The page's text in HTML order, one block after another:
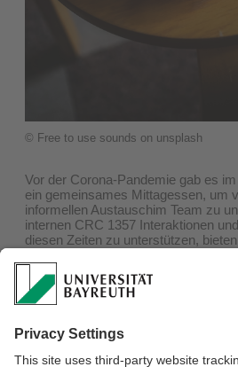
© Free to use sounds on unsplash
Vor der Corona-Pandemie gab es
ein gemeinsames Mittagessen, um
informellen Austauschim Team zu
internen CRC 1357 Interaktionen
diesen Zeiten zu unterstützen,
Der neue SFB 1357 Stammtisch ist
Kaffeepause - jeden Mittwoch ab
Wo? Online über ZOOM